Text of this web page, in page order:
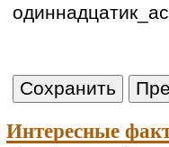
Интересные